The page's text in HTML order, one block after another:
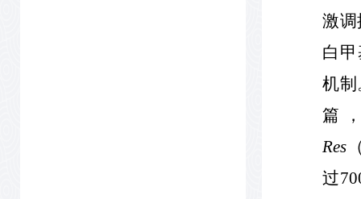
激
白
机
篇
Res
过